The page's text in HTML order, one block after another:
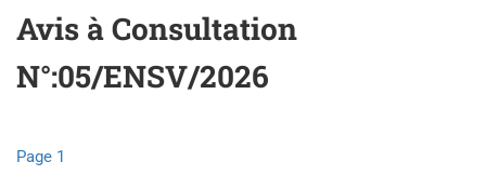
Avis à Consultation
N°:05/ENSV/2026
Page 1